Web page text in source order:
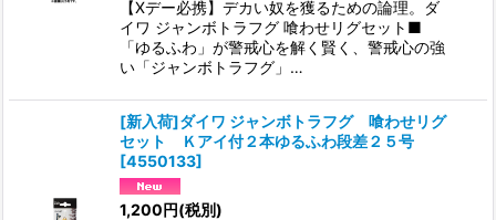
【Xデー必携】デカい奴を獲るための論理。ダ
イワ ジャンボトラフグ 喰わせリグセット■
「ゆるふわ」が警戒心を解く賢く、警戒心の強
い「ジャンボトラフグ」…
[新入荷]ダイワ ジャンボトラフグ 喰わせリグ
セット Ｋアイ付２本ゆるふわ段差２５号
[4550133]
1,200円(税別)